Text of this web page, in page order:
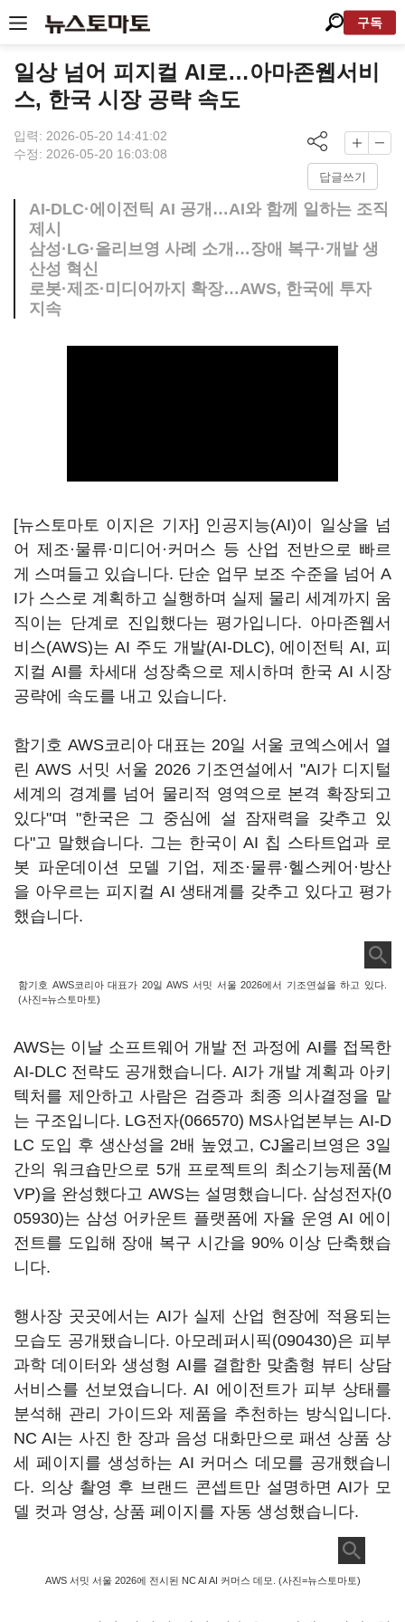
구독
일상 넘어 피지컬 AI로…아마존웹서비
스, 한국 시장 공략 속도
입력: 2026-05-20 14:41:02
수정: 2026-05-20 16:03:08
답글쓰기
AI-DLC·에이전틱 AI 공개…AI와 함께 일하는 조직
제시
삼성·LG·올리브영 사례 소개…장애 복구·개발 생
산성 혁신
로봇·제조·미디어까지 확장…AWS, 한국에 투자
지속
[뉴스토마토 이지은 기자] 인공지능(AI)이 일상을 넘
어 제조·물류·미디어·커머스 등 산업 전반으로 빠르
게 스며들고 있습니다. 단순 업무 보조 수준을 넘어 A
I가 스스로 계획하고 실행하며 실제 물리 세계까지 움
직이는 단계로 진입했다는 평가입니다. 아마존웹서
비스(AWS)는 AI 주도 개발(AI-DLC), 에이전틱 AI, 피
지컬 AI를 차세대 성장축으로 제시하며 한국 AI 시장
공략에 속도를 내고 있습니다.
함기호 AWS코리아 대표는 20일 서울 코엑스에서 열
린 AWS 서밋 서울 2026 기조연설에서 "AI가 디지털
세계의 경계를 넘어 물리적 영역으로 본격 확장되고
있다"며 "한국은 그 중심에 설 잠재력을 갖추고 있
다"고 말했습니다. 그는 한국이 AI 칩 스타트업과 로
봇 파운데이션 모델 기업, 제조·물류·헬스케어·방산
을 아우르는 피지컬 AI 생태계를 갖추고 있다고 평가
했습니다.
함기호 AWS코리아 대표가 20일 AWS 서밋 서울 2026에서 기조연설을 하고 있다.
(사진=뉴스토마토)
AWS는 이날 소프트웨어 개발 전 과정에 AI를 접목한
AI-DLC 전략도 공개했습니다. AI가 개발 계획과 아키
텍처를 제안하고 사람은 검증과 최종 의사결정을 맡
는 구조입니다. LG전자(066570) MS사업본부는 AI-D
LC 도입 후 생산성을 2배 높였고, CJ올리브영은 3일
간의 워크숍만으로 5개 프로젝트의 최소기능제품(M
VP)을 완성했다고 AWS는 설명했습니다. 삼성전자(0
05930)는 삼성 어카운트 플랫폼에 자율 운영 AI 에이
전트를 도입해 장애 복구 시간을 90% 이상 단축했습
니다.
행사장 곳곳에서는 AI가 실제 산업 현장에 적용되는
모습도 공개됐습니다. 아모레퍼시픽(090430)은 피부
과학 데이터와 생성형 AI를 결합한 맞춤형 뷰티 상담
서비스를 선보였습니다. AI 에이전트가 피부 상태를
분석해 관리 가이드와 제품을 추천하는 방식입니다.
NC AI는 사진 한 장과 음성 대화만으로 패션 상품 상
세 페이지를 생성하는 AI 커머스 데모를 공개했습니
다. 의상 촬영 후 브랜드 콘셉트만 설명하면 AI가 모
델 컷과 영상, 상품 페이지를 자동 생성했습니다.
AWS 서밋 서울 2026에 전시된 NC AI AI 커머스 데모. (사진=뉴스토마토)